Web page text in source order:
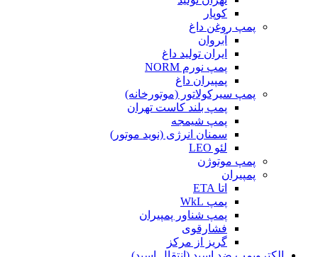
کوپار
پمپ روغن داغ
آبروان
ایران تولید داغ
پمپ نورم NORM
پمپیران داغ
پمپ سیرکولاتور (موتورخانه)
پمپ بلند کاست تهران
پمپ شیمجه
سمنان انرژی (نوید موتور)
لئو LEO
پمپ موتوژن
پمپیران
اتا ETA
پمپ WkL
پمپ شناور پمپیران
فشارقوی
گریز از مرکز